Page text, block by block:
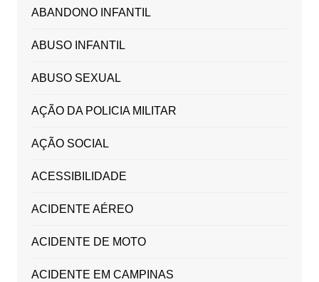
ABANDONO INFANTIL
ABUSO INFANTIL
ABUSO SEXUAL
AÇÃO DA POLICIA MILITAR
AÇÃO SOCIAL
ACESSIBILIDADE
ACIDENTE AÉREO
ACIDENTE DE MOTO
ACIDENTE EM CAMPINAS